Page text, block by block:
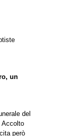
un
del
Accolto
però